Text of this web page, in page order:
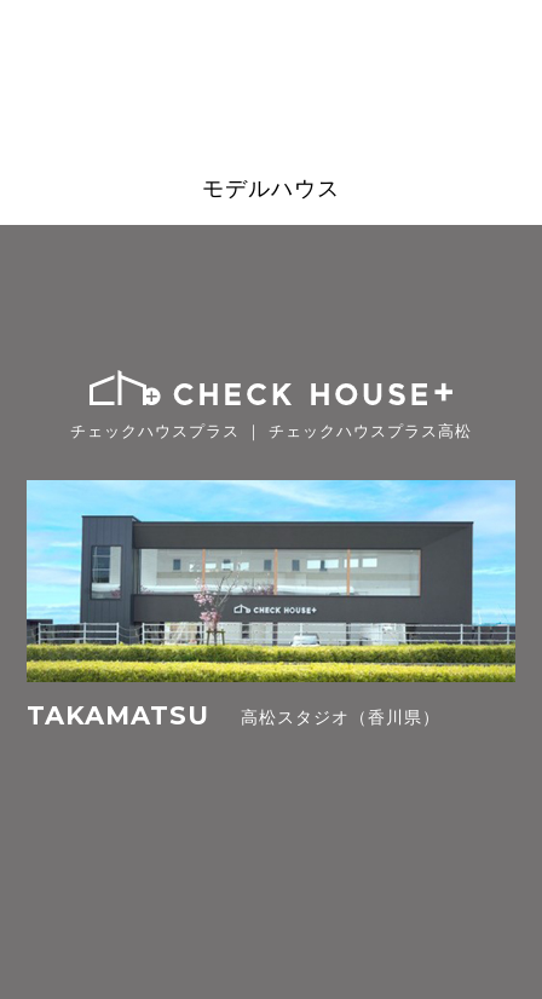
モデルハウス
チェックハウスプラス ｜ チェックハウスプラス高松
TAKAMATSU 高松スタジオ（香川県）